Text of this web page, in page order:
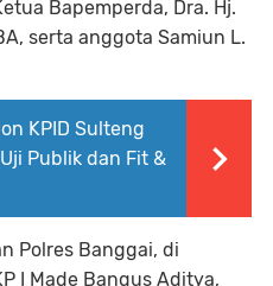
Bapemperda, Dra. Hj.
, serta anggota Samiun L.
KPID Sulteng
Publik dan Fit &
Polres Banggai, di
I Made Bangus Aditya,